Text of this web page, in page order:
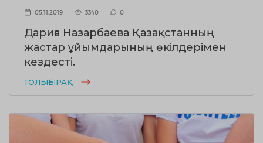
05.11.2019 3340 0
Дариға Назарбаева Қазақстанның
жастар ұйымдарының өкілдерімен
кездесті.
ТОЛЫҒЫРАҚ